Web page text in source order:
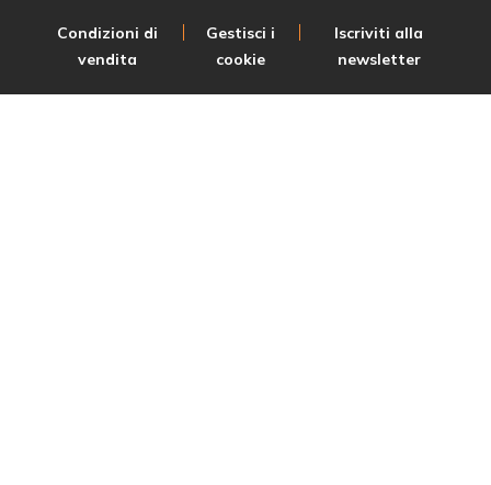
Condizioni di
vendita
Gestisci i
cookie
Iscriviti alla
newsletter